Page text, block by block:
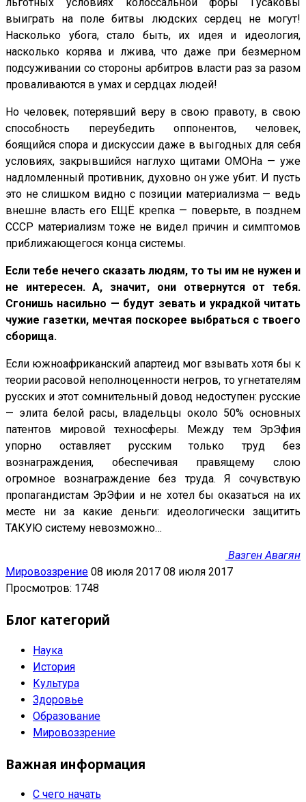
льготных условиях колоссальной форы Гусаковы
выиграть на поле битвы людских сердец не могут!
Насколько убога, стало быть, их идея и идеология,
насколько корява и лжива, что даже при безмерном
подсуживании со стороны арбитров власти раз за разом
проваливаются в умах и сердцах людей!
Но человек, потерявший веру в свою правоту, в свою
способность переубедить оппонентов, человек,
боящийся спора и дискуссии даже в выгодных для себя
условиях, закрывшийся наглухо щитами ОМОНа — уже
надломленный противник, духовно он уже убит. И пусть
это не слишком видно с позиции материализма — ведь
внешне власть его ЕЩЁ крепка — поверьте, в позднем
СССР материализм тоже не видел причин и симптомов
приближающегося конца системы.
Если тебе нечего сказать людям, то ты им не нужен и
не интересен. А, значит, они отвернутся от тебя.
Сгонишь насильно — будут зевать и украдкой читать
чужие газетки, мечтая поскорее выбраться с твоего
сборища.
Если южноафриканский апартеид мог взывать хотя бы к
теории расовой неполноценности негров, то угнетателям
русских и этот сомнительный довод недоступен: русские
— элита белой расы, владельцы около 50% основных
патентов мировой техносферы. Между тем ЭрЭфия
упорно оставляет русским только труд без
вознаграждения, обеспечивая правящему слою
огромное вознаграждение без труда. Я сочувствую
пропагандистам ЭрЭфии и не хотел бы оказаться на их
месте ни за какие деньги: идеологически защитить
ТАКУЮ систему невозможно…
Вазген Авагян
Мировоззрение 08 июля 2017 08 июля 2017
Просмотров: 1748
Блог категорий
Наука
История
Культура
Здоровье
Образование
Мировоззрение
Важная информация
С чего начать